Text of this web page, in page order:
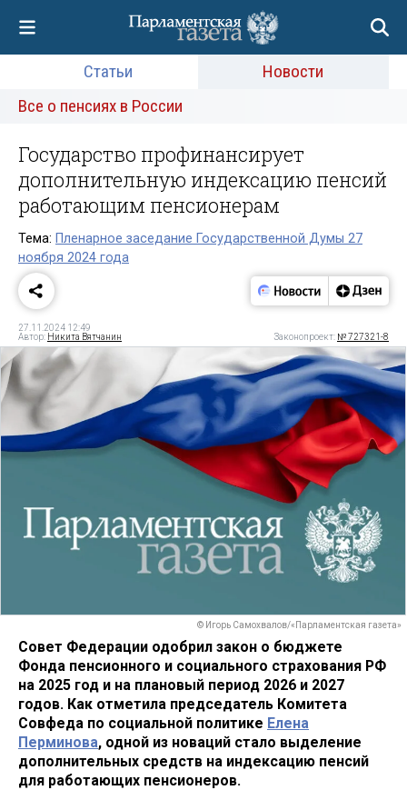
Статьи
Новости
Все о пенсиях в России
Государство профинансирует
дополнительную индексацию пенсий
работающим пенсионерам
Тема: Пленарное заседание Государственной Думы 27
ноября 2024 года
27.11.2024 12:49
Автор: Никита Вятчанин Законопроект: № 727321-8
© Игорь Самохвалов/«Парламентская газета»
Совет Федерации одобрил закон о бюджете
Фонда пенсионного и социального страхования РФ
на 2025 год и на плановый период 2026 и 2027
годов. Как отметила председатель Комитета
Совфеда по социальной политике Елена
Перминова, одной из новаций стало выделение
дополнительных средств на индексацию пенсий
для работающих пенсионеров.